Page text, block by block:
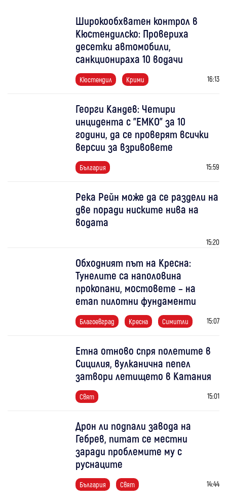
Широкообхватен контрол в
Кюстендилско: Провериха
десетки автомобили,
санкционираха 10 водачи
Кюстендил Крими 16:13
Георги Кандев: Четири
инцидента с "ЕМКО" за 10
години, да се проверят всички
версии за взривовете
България 15:59
Река Рейн може да се раздели на
две поради ниските нива на
водата
15:20
Обходният път на Кресна:
Тунелите са наполовина
прокопани, мостовете – на
етап пилотни фундаменти
Благоевград Кресна Симитли 15:07
Етна отново спря полетите в
Сицилия, вулканична пепел
затвори летището в Катания
Свят 15:01
Дрон ли подпали завода на
Гебрев, питат се местни
заради проблемите му с
руснаците
България Свят 14:44